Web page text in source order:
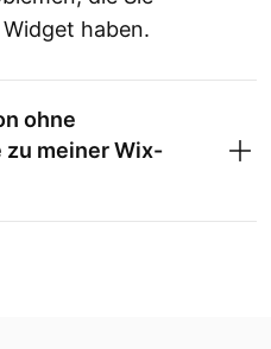
haben.
ohne
meiner Wix-